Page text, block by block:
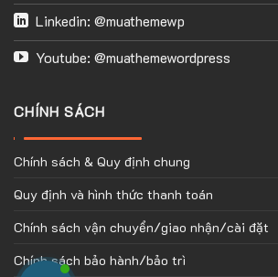
Linkedin: @muathemewp
Youtube: @muathemewordpress
CHÍNH SÁCH
Chính sách & Quy định chung
Quy định và hình thức thanh toán
Chính sách vận chuyển/giao nhận/cài đặt
Chính sách bảo hành/bảo trì